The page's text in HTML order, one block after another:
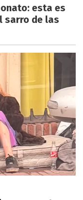
esta es
sarro de las